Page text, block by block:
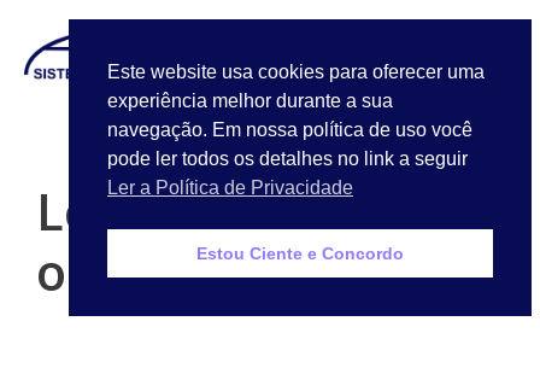
Logotipo TJSP
original
Este website usa cookies para oferecer uma
experiência melhor durante a sua
navegação. Em nossa política de uso você
pode ler todos os detalhes no link a seguir
Ler a Política de Privacidade
Estou Ciente e Concordo